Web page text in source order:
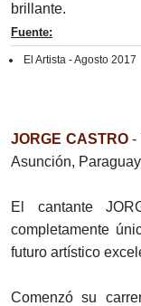
brillante.
Fuente:
El Artista - Agosto 2017
JORGE CASTRO-
Asunción,
El cantante
completamente
futuro artístico
Comenzó su